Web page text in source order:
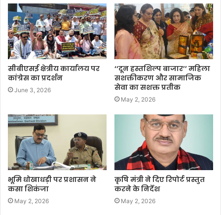
सीबीएसई क्षेत्रीय कार्यालय पर
कांग्रेस का प्रदर्शन
June 3, 2026
‘‘दून हस्तशिल्प बाजार’’ महिला
सशक्तीकरण और सामाजिक
सेवा का सशक्त प्रतीक
May 2, 2026
भूमि धोखाधड़ी पर प्रशासन ने
कसा शिकंजा
May 2, 2026
कृषि मंत्री ने दिए रिपोर्ट प्रस्तुत
करने के निर्देश
May 2, 2026